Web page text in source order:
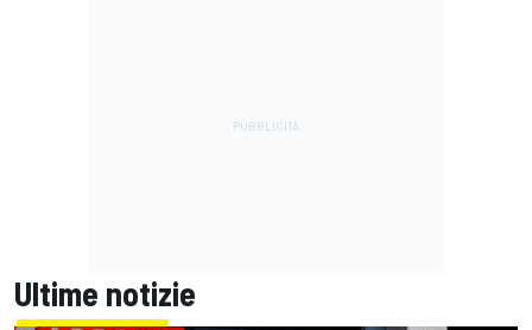
Ultime notizie